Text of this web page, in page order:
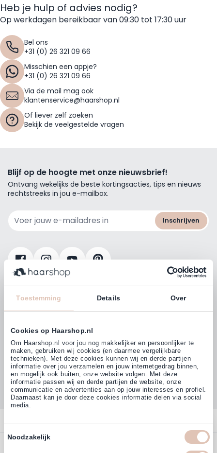
Toestemming Details Over
Cookies op Haarshop.nl
Om Haarshop.nl voor jou nog makkelijker en persoonlijker te
maken, gebruiken wij cookies (en daarmee vergelijkbare
technieken). Met deze cookies kunnen wij en derde partijen
informatie over jou verzamelen en jouw internetgedrag binnen,
en mogelijk ook buiten, onze website volgen. Met deze
informatie passen wij en derde partijen de website, onze
communicatie en advertenties aan op jouw interesses en profiel.
Daarnaast kan je door deze cookies informatie delen via social
media.
Noodzakelijk
Heb je hulp of advies nodig?
Op werkdagen bereikbaar van 09:30 tot 17:30 uur
Bel ons
+31 (0) 26 321 09 66
Misschien een appje?
+31 (0) 26 321 09 66
Via de mail mag ook
klantenservice@haarshop.nl
Of liever zelf zoeken
Bekijk de veelgestelde vragen
Contact
Overzicht
Blijf op de hoogte met onze nieuwsbrief!
Ontvang wekelijks de beste kortingsacties, tips en nieuws
rechtstreeks in jou e-mailbox.
Inschrijven
4,77 (38.000+)
5% extra